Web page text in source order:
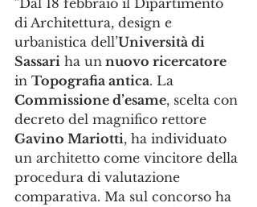
"Dal 18 febbraio il Dipartimento
di Architettura, design e
urbanistica dell’Università di
Sassari ha un nuovo ricercatore
in Topografia antica. La
Commissione d’esame, scelta con
decreto del magnifico rettore
Gavino Mariotti, ha individuato
un architetto come vincitore della
procedura di valutazione
comparativa. Ma sul concorso ha